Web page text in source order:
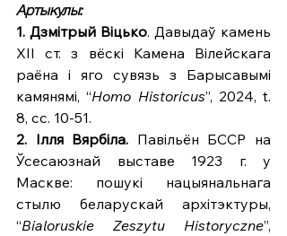
Артыкулы:
1. Дзмітрый Віцько. Давыдаў камень
ХІІ ст. з вёскі Камена Вілейскага
раёна і яго сувязь з Барысавымі
камянямі, “Homo Historicus”, 2024, t.
8, сс. 10-51.
2. Ілля Вярбіла. Павільён БССР на
Ўсесаюзнай выставе 1923 г. у
Маскве: пошукі нацыянальнага
стылю беларускай архітэктуры,
“Bialoruskie Zeszytu Historyczne”,